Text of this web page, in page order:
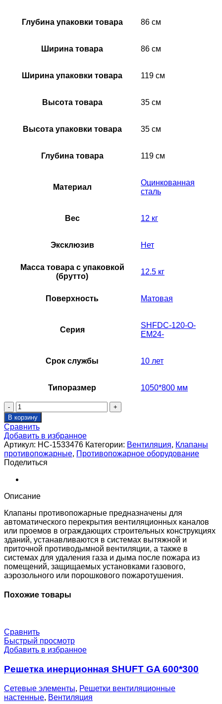
Глубина упаковки товара 86 см
Ширина товара 86 см
Ширина упаковки товара 119 см
Высота товара 35 см
Высота упаковки товара 35 см
Глубина товара 119 см
Материал
Оцинкованная
сталь
Вес 12 кг
Эксклюзив Нет
Масса товара с упаковкой
(брутто)
12.5 кг
Поверхность Матовая
Серия
SHFDC-120-O-
EM24-
Срок службы 10 лет
Типоразмер 1050*800 мм
Количество
товара
Клапан
противопожарный
SHUFT
SHFDC-
120-
O-
1050_800-
0-
0-
0
В корзину
Сравнить
Добавить в избранное
Артикул: НС-1533476 Категории: Вентиляция, Клапаны
противопожарные, Противопожарное оборудование
Поделиться
Описание
Клапаны противопожарные предназначены для
автоматического перекрытия вентиляционных каналов
или проемов в ограждающих строительных конструкциях
зданий, устанавливаются в системах вытяжной и
приточной противодымной вентиляции, а также в
системах для удаления газа и дыма после пожара из
помещений, защищаемых установками газового,
аэрозольного или порошкового пожаротушения.
Похожие товары
Сравнить
Быстрый просмотр
Добавить в избранное
Решетка инерционная SHUFT GA 600*300
Сетевые элементы, Решетки вентиляционные
настенные, Вентиляция